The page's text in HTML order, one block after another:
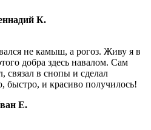
К.
не камыш, а рогоз. Живу я в
добра здесь навалом. Сам
связал в снопы и сделал
быстро, и красиво получилось!
Е.